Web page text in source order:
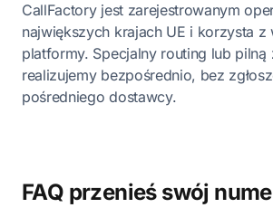
CallFactory jest zarejestrowanym
największych krajach UE i korzysta z
platformy. Specjalny routing lub pilną
realizujemy bezpośrednio, bez
pośredniego dostawcy.
FAQ przenieś swój